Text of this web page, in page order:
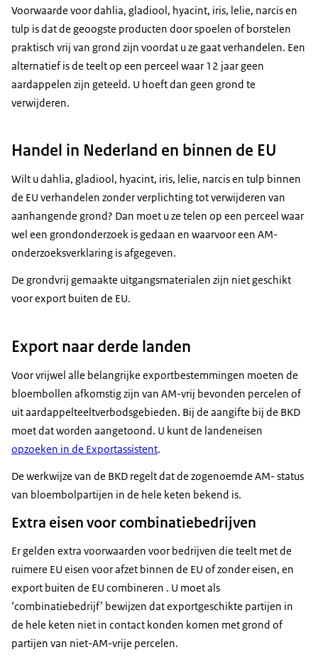
Voorwaarde voor dahlia, gladiool, hyacint, iris, lelie, narcis en
tulp is dat de geoogste producten door spoelen of borstelen
praktisch vrij van grond zijn voordat u ze gaat verhandelen. Een
alternatief is de teelt op een perceel waar 12 jaar geen
aardappelen zijn geteeld. U hoeft dan geen grond te
verwijderen.
Handel in Nederland en binnen de EU
Wilt u dahlia, gladiool, hyacint, iris, lelie, narcis en tulp binnen
de EU verhandelen zonder verplichting tot verwijderen van
aanhangende grond? Dan moet u ze telen op een perceel waar
wel een grondonderzoek is gedaan en waarvoor een AM-
onderzoeksverklaring is afgegeven.
De grondvrij gemaakte uitgangsmaterialen zijn niet geschikt
voor export buiten de EU.
Export naar derde landen
Voor vrijwel alle belangrijke exportbestemmingen moeten de
bloembollen afkomstig zijn van AM-vrij bevonden percelen of
uit aardappelteeltverbodsgebieden. Bij de aangifte bij de BKD
moet dat worden aangetoond. U kunt de landeneisen
opzoeken in de Exportassistent.
De werkwijze van de BKD regelt dat de zogenoemde AM- status
van bloembolpartijen in de hele keten bekend is.
Extra eisen voor combinatiebedrijven
Er gelden extra voorwaarden voor bedrijven die teelt met de
ruimere EU eisen voor afzet binnen de EU of zonder eisen, en
export buiten de EU combineren . U moet als
‘combinatiebedrijf’ bewijzen dat exportgeschikte partijen in
de hele keten niet in contact konden komen met grond of
partijen van niet-AM-vrije percelen.